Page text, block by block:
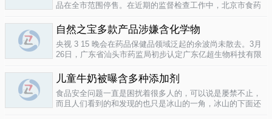
品在全市范围停售。在近期的监督检查工作中，北京市食药
带集团北京蓝宝酒业有限公司生产的 艾尔 听装黑啤酒，检出
不得检出的甜蜜素。北京市..
自然之宝多款产品涉嫌含化学物
央视 3 15 晚会在药品保健品领域泛起的余波尚未散去。3月
26日，广东省汕头市药监局初步认定广东亿超生物科技有限
已涉嫌构成生产销售伪劣产品罪，决定将案件移送汕头市公
安局依法查处。亿..
儿童牛奶被曝含多种添加剂
食品安全问题一直是困扰着很多人的，可以说是屡禁不止，
而且人们看到的和发现的也只是冰山的一角，冰山的下面还